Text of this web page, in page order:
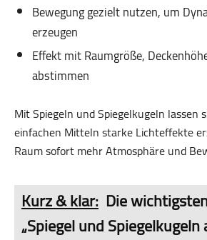
Bewegung gezielt nutzen, um
erzeugen
Effekt mit Raumgröße,
abstimmen
Mit Spiegeln und Spiegelkugeln lassen
einfachen Mitteln starke Lichteffekte
Raum sofort mehr Atmosphäre und
Kurz & klar: Die
„Spiegel und Spiegelkugeln